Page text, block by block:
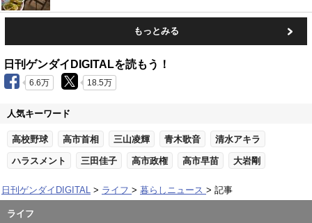
もっとみる
日刊ゲンダイDIGITALを読もう！
6.6万 18.5万
人気キーワード
高校野球 高市首相 三山凌輝 青木歌音 清水アキラ
ハラスメント 三田佳子 高市政権 高市早苗 大岩剛
日刊ゲンダイDIGITAL ライフ 暮らしニュース 記事
ライフ